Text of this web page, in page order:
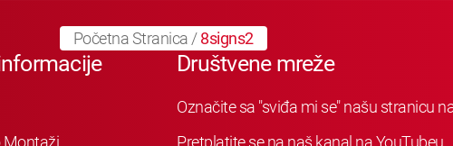
Početna Stranica /8signs2
Montaži
Društvene mreže
Označite sa "sviđa mi se" našu stranicu
Pretplatite se na naš kanal na YouTubeu